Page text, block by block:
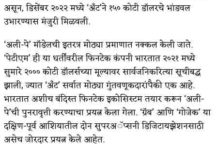
असून, डिसेंबर २०२२ मध्ये ‘अँट’ने १५० कोटी डॉलरचे भांडवल
उभारण्यास मंजुरी मिळवली.
‘अली-पे’ मॉडेलची इतरत्र मोठ्या प्रमाणात नक्कल केली जाते.
‘पेटीएम’ ही या धर्तीवरील फिनटेक कंपनी भारतात २०२१ मध्ये
सुमारे २००० कोटी डॉलर्सच्या मूल्यावर सार्वजनिकरित्या सूचीबद्ध
झाली, ज्यात ‘अँट’ सर्वात मोठ्या गुंतवणूकदारांपैकी एक आहे.
भारतात अशीच बंदिस्त फिनटेक इकोसिस्टम तयार करून ‘अली-
पे’ची पुनरावृत्ती करण्याचा प्रयत्न केला गेला. ‘ग्रॅब’ आणि ‘गोजेक’ या
दक्षिण-पूर्व आशियातील दोन सुपरअॅप्सनी डिजिटायझेशनसाठी
असेच जोरदार प्रयत्न केले आहेत.